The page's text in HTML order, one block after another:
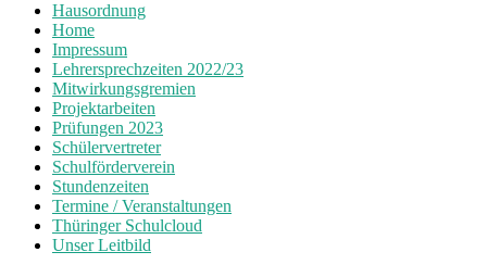
Hausordnung
Home
Impressum
Lehrersprechzeiten 2022/23
Mitwirkungsgremien
Projektarbeiten
Prüfungen 2023
Schülervertreter
Schulförderverein
Stundenzeiten
Termine / Veranstaltungen
Thüringer Schulcloud
Unser Leitbild